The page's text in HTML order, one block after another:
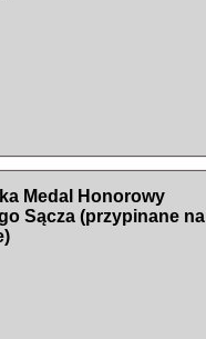
Medal Honorowy
Sącza (przypinane na